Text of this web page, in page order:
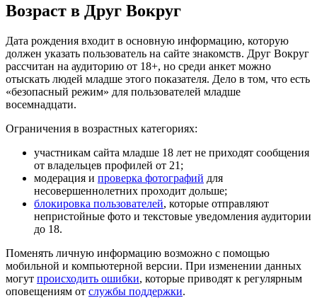
Возраст в Друг Вокруг
Дата рождения входит в основную информацию, которую
должен указать пользователь на сайте знакомств. Друг Вокруг
рассчитан на аудиторию от 18+, но среди анкет можно
отыскать людей младше этого показателя. Дело в том, что есть
«безопасный режим» для пользователей младше
восемнадцати.
Ограничения в возрастных категориях:
участникам сайта младше 18 лет не приходят сообщения
от владельцев профилей от 21;
модерация и проверка фотографий для
несовершеннолетних проходит дольше;
блокировка пользователей, которые отправляют
непристойные фото и текстовые уведомления аудитории
до 18.
Поменять личную информацию возможно с помощью
мобильной и компьютерной версии. При изменении данных
могут происходить ошибки, которые приводят к регулярным
оповещениям от службы поддержки.